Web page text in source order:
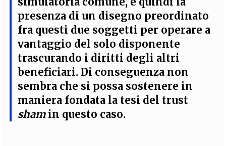
presenza di un disegno preordinato
fra questi due soggetti per operare a
vantaggio del solo disponente
trascurando i diritti degli altri
beneficiari. Di conseguenza non
sembra che si possa sostenere in
maniera fondata la tesi del trust
shamin questo caso.